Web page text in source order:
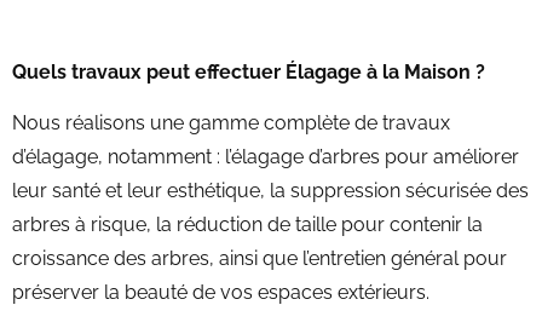
Quels travaux peut effectuer Élagage à la Maison ?
Nous réalisons une gamme complète de travaux
d’élagage, notamment : l’élagage d’arbres pour améliorer
leur santé et leur esthétique, la suppression sécurisée des
arbres à risque, la réduction de taille pour contenir la
croissance des arbres, ainsi que l’entretien général pour
préserver la beauté de vos espaces extérieurs.